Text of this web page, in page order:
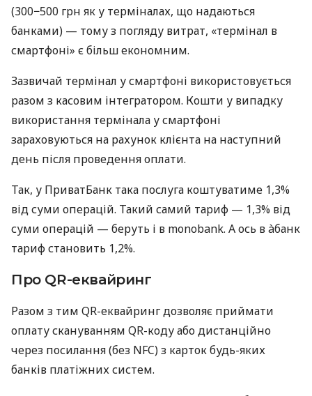
(300−500 грн як у терміналах, що надаються
банками) — тому з погляду витрат, «термінал в
смартфоні» є більш економним.
Зазвичай термінал у смартфоні використовується
разом з касовим інтегратором. Кошти у випадку
використання термінала у смартфоні
зараховуються на рахунок клієнта на наступний
день після проведення оплати.
Так, у ПриватБанк така послуга коштуватиме 1,3%
від суми операцій. Такий самий тариф — 1,3% від
суми операцій — беруть і в monobank. А ось в àбанк
тариф становить 1,2%.
Про QR-еквайринг
Разом з тим QR-еквайринг дозволяє приймати
оплату скануванням QR-коду або дистанційно
через посилання (без NFC) з карток будь-яких
банків платіжних систем.